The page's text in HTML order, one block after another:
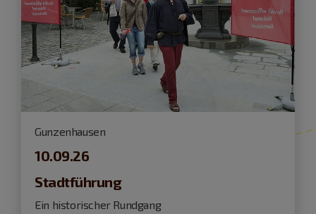
Gunzenhausen
10.09.26
Stadtführung
Ein historischer Rundgang